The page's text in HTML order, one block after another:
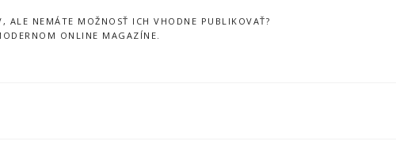
ALE NEMÁTE MOŽNOSŤ ICH VHODNE PUBLIKOVAŤ?
ONLINE MAGAZÍNE.